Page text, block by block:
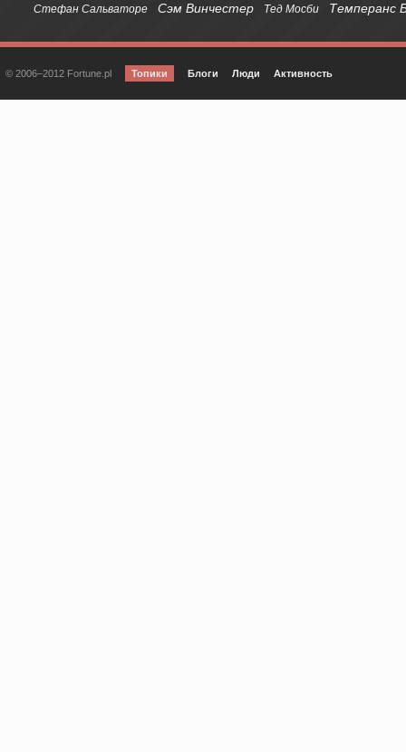
Стефан Сальваторе Сэм Винчестер Тед Мосби Темперанс
© 2006–2012 Fortune.pl Топики Блоги Люди Активность